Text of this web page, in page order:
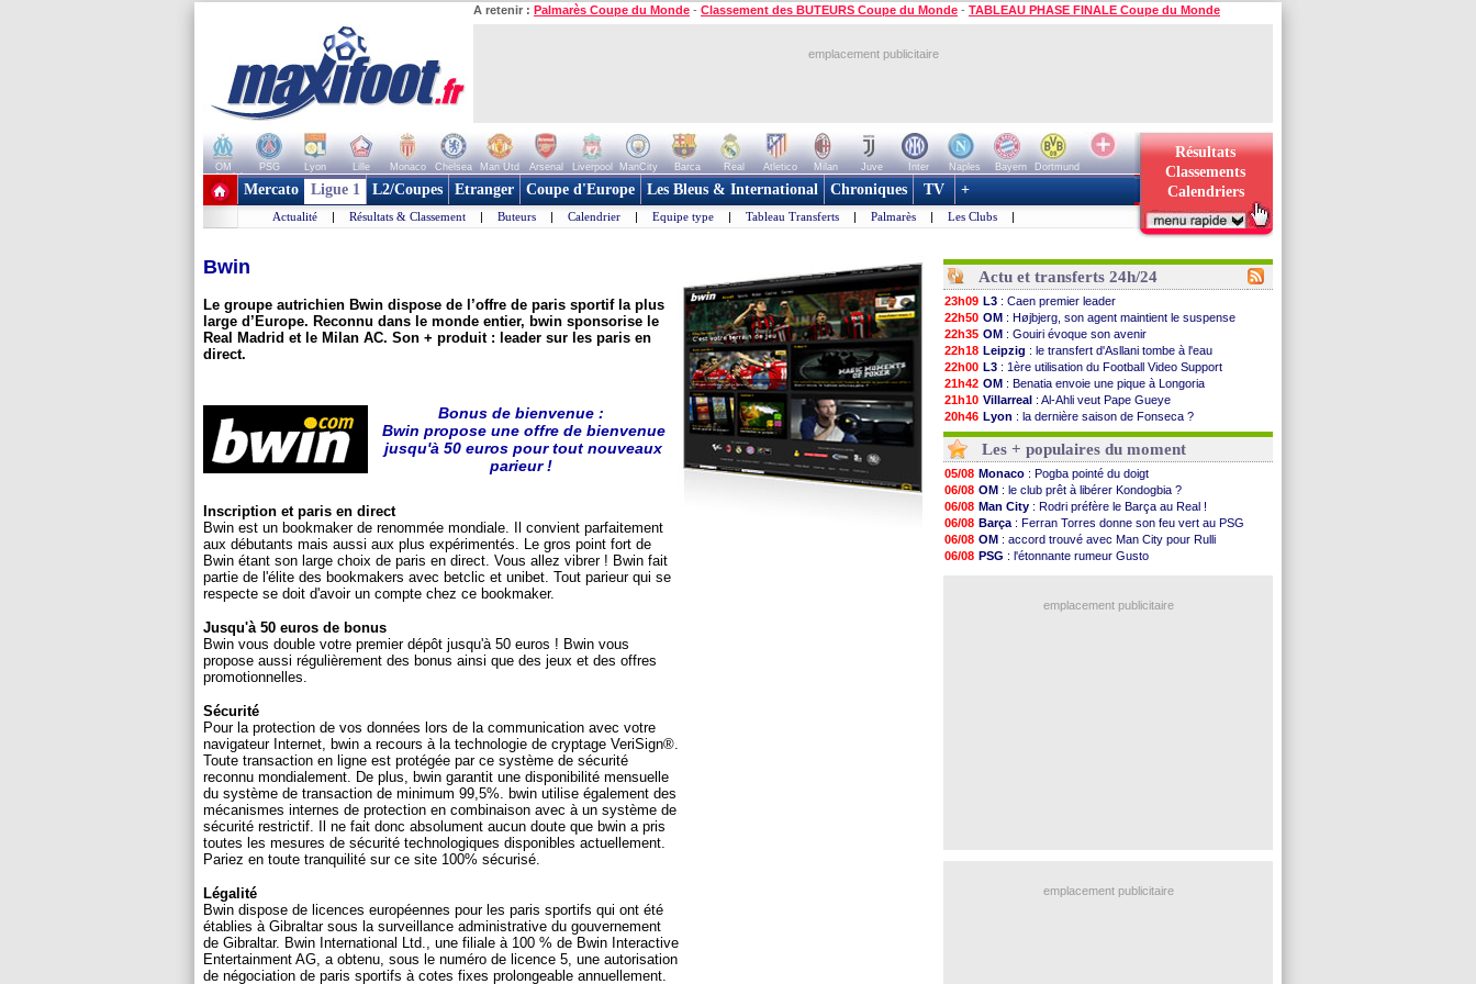
A retenir : Palmarès Coupe du Monde - Classement des BUTEURS Coupe du Monde - TABLEAU PHASE FINALE Coupe du Monde
emplacement publicitaire
OM PSG Lyon Lille Monaco Chelsea Man Utd Arsenal Liverpool ManCity Barca Real Atletico Milan Juve Inter Naples Bayern
Dortmund
+ de clubs
Résultats
Classements
Calendriers
Mercato Ligue 1 L2/Coupes Etranger Coupe d'Europe Les Bleus & International Chroniques TV +
Actualité | Résultats & Classement | Buteurs | Calendrier | Equipe type | Tableau Transferts | Palmarès | Les Clubs |
Bwin
Le groupe autrichien Bwin dispose de l’offre de paris sportifla plus
large d’Europe. Reconnu dans le monde entier, bwin sponsorise le
Real Madrid et le Milan AC. Son + produit : leader sur les paris en
direct.
Bonus de bienvenue :
Bwin propose une offre de bienvenue
jusqu'à 50 euros pour tout nouveaux
parieur !
Inscription et paris en direct
Bwin est un bookmaker de renommée mondiale. Il convient parfaitement
aux débutants mais aussi aux plus expérimentés. Le gros point fort de
Bwin étant son large choix de paris en direct. Vous allez vibrer ! Bwin fait
partie de l'élite des bookmakers avec betclic et unibet. Tout parieur qui se
respecte se doit d'avoir un compte chez ce bookmaker.
Jusqu'à 50 euros de bonus
Bwin vous double votre premier dépôt jusqu'à 50 euros ! Bwin vous
propose aussi régulièrement des bonus ainsi que des jeux et des offres
promotionnelles.
Sécurité
Pour la protection de vos données lors de la communication avec votre
navigateur Internet, bwin a recours à la technologie de cryptage VeriSign®.
Toute transaction en ligne est protégée par ce système de sécurité
reconnu mondialement. De plus, bwin garantit une disponibilité mensuelle
du système de transaction de minimum 99,5%. bwin utilise également des
mécanismes internes de protection en combinaison avec à un système de
sécurité restrictif. Il ne fait donc absolument aucun doute que bwin a pris
toutes les mesures de sécurité technologiques disponibles actuellement.
Pariez en toute tranquilité sur ce site 100% sécurisé.
Légalité
Bwin dispose de licences européennes pour les paris sportifs qui ont été
établies à Gibraltar sous la surveillance administrative du gouvernement
de Gibraltar. Bwin International Ltd., une filiale à 100 % de Bwin Interactive
Entertainment AG, a obtenu, sous le numéro de licence 5, une autorisation
de négociation de paris sportifs à cotes fixes prolongeable annuellement.
Actu et transferts 24h/24
23h09 L3 : Caen premier leader
22h50 OM : Højbjerg, son agent maintient le suspense
22h35 OM : Gouiri évoque son avenir
22h18 Leipzig : le transfert d'Asllani tombe à l'eau
22h00 L3 : 1ère utilisation du Football Video Support
21h42 OM : Benatia envoie une pique à Longoria
21h10 Villarreal : Al-Ahli veut Pape Gueye
20h46 Lyon : la dernière saison de Fonseca ?
20h30 OM: un nouveau prétendant pour Højbjerg
20h01
Brest: un gardien norvégien en approche ?
19h18 OM: McCourt a versé 120 M€ en 2026
19h09
PSG: 4 retours dans le groupe face à Man Utd ...
18h48
Nice: Kevin Carlos va partir en Italie
18h37
L1: prison avec sursis requis contre un arbitre
18h29
Leganés: c'est signé pour Luca Zidane (off.)
17h58
Atletico: Ruggeri en route pour Aston Villa
17h46
Monaco: Filipe Luis soutient Biereth
: Naples vise Gabriel Jesus
Les + populaires du moment
05/08 Monaco : Pogba pointé du doigt
06/08 OM : le club prêt à libérer Kondogbia ?
06/08 Man City : Rodri préfère le Barça au Real !
06/08 Barça : Ferran Torres donne son feu vert au PSG
06/08 OM : accord trouvé avec Man City pour Rulli
06/08 PSG : l'étonnante rumeur Gusto
emplacement publicitaire
emplacement publicitaire